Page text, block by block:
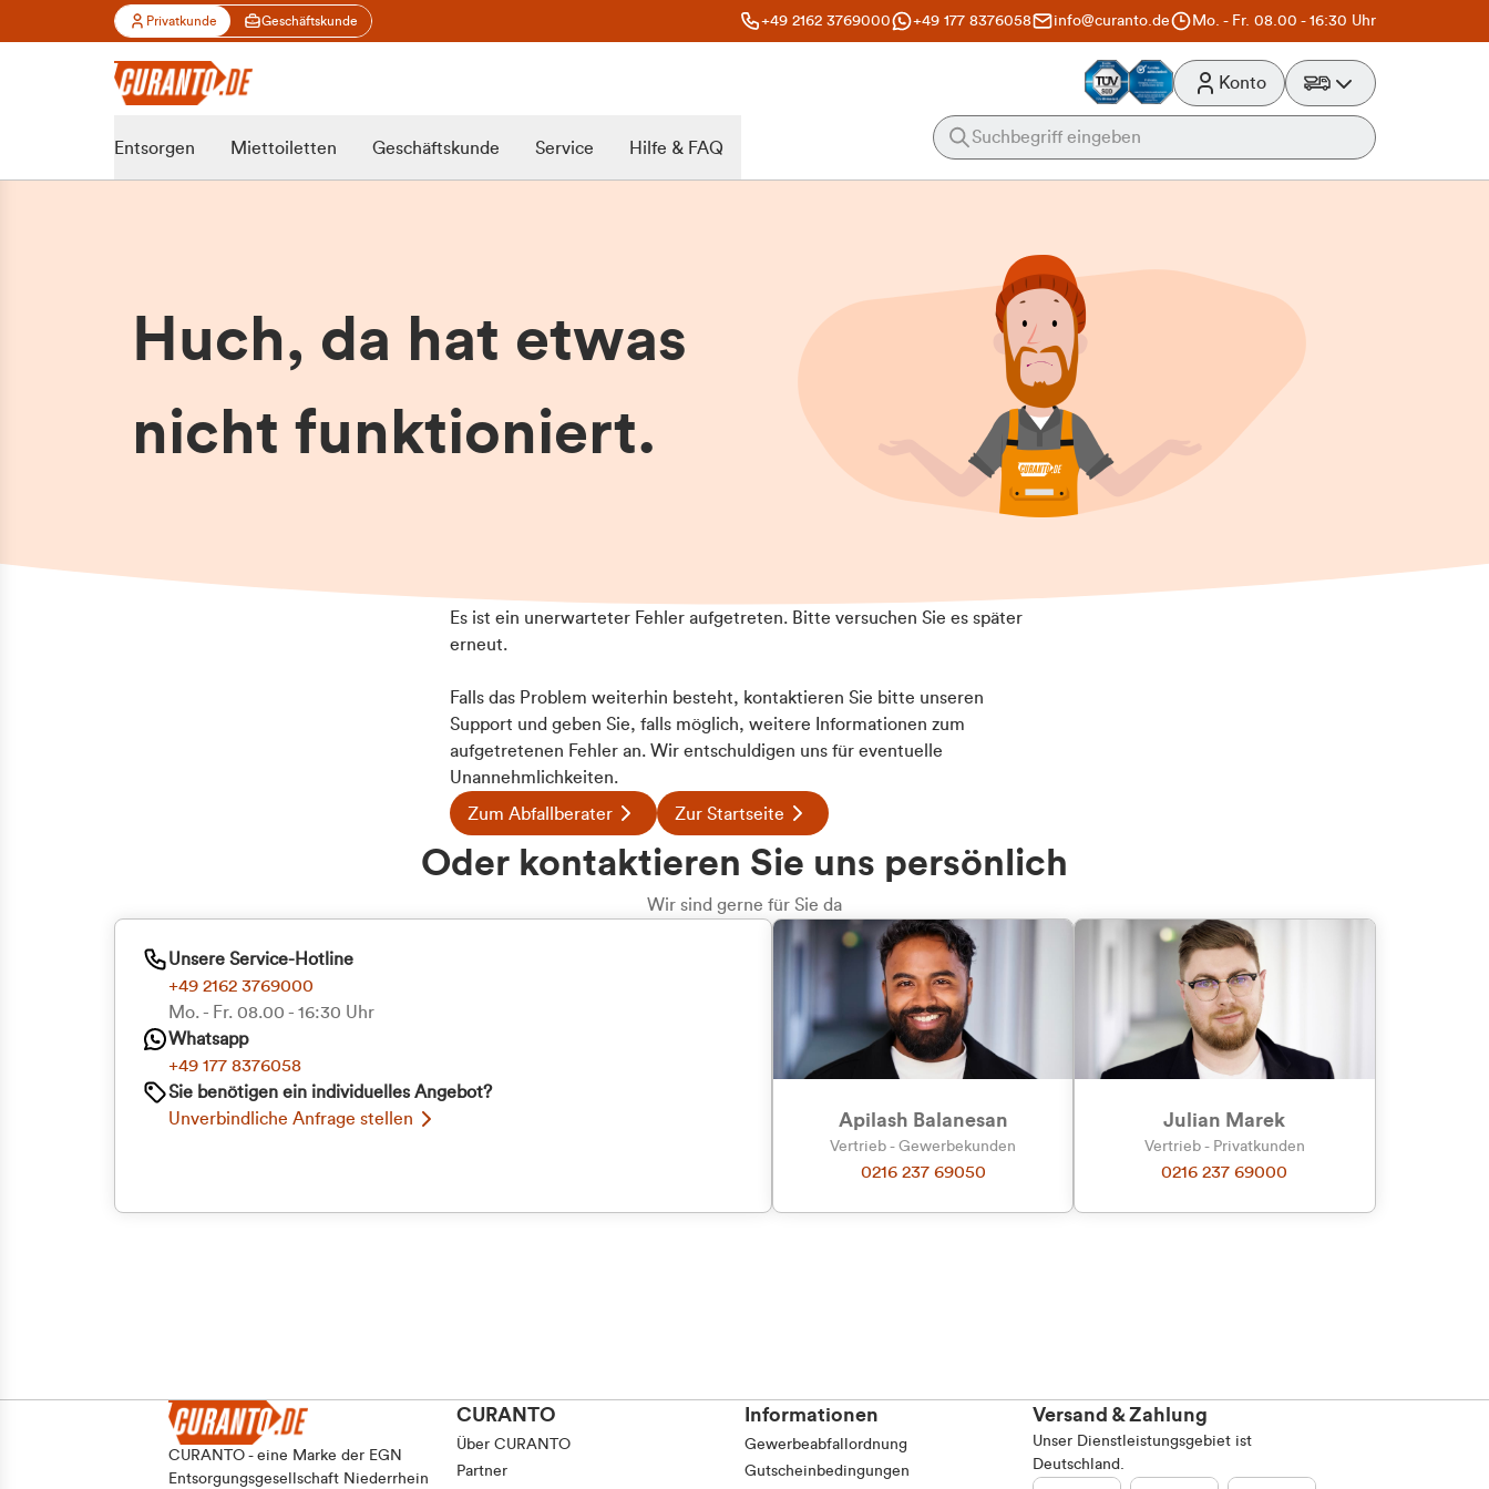
Privatkunde Geschäftskunde +49 2162 3769000 +49 177 8376058 info@curanto.de Mo. - Fr. 08.00 - 16:30 Uhr
Zu welcher
Kundengruppe
Konto
Entsorgen Miettoiletten Geschäftskunde Service Hilfe & FAQ
Huch, da hat etwas
nicht funktioniert.
Es ist ein unerwarteter Fehler aufgetreten. Bitte versuchen Sie es später
erneut.
Falls das Problem weiterhin besteht, kontaktieren Sie bitte unseren
Support und geben Sie, falls möglich, weitere Informationen zum
aufgetretenen Fehler an. Wir entschuldigen uns für eventuelle
Unannehmlichkeiten.
Zum Abfallberater Zur Startseite
Oder kontaktieren Sie uns persönlich
Wir sind gerne für Sie da
Unsere Service-Hotline
+49 2162 3769000
Mo. - Fr. 08.00 - 16:30 Uhr
Whatsapp
+49 177 8376058
Sie benötigen ein individuelles Angebot?
Unverbindliche Anfrage stellen
Apilash Balanesan
Vertrieb - Gewerbekunden
0216 237 69050
Julian Marek
Vertrieb - Privatkunden
0216 237 69000
CURANTO - eine Marke der EGN
Entsorgungsgesellschaft Niederrhein
CURANTO
Über CURANTO
Partner
Informationen
Gewerbeabfallordnung
Gutscheinbedingungen
Versand & Zahlung
Unser Dienstleistungsgebiet ist
Deutschland.